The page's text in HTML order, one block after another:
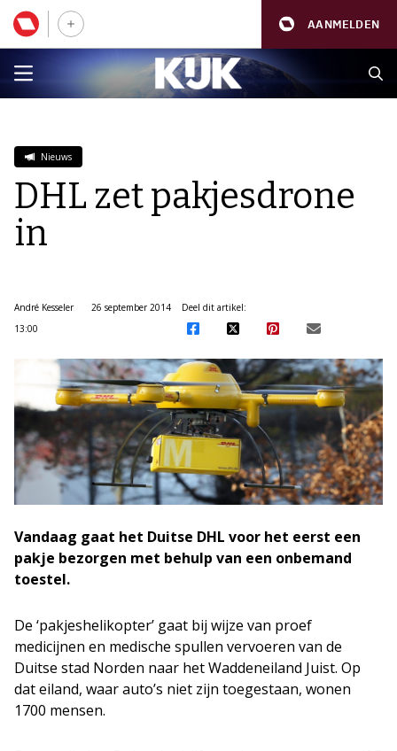
AANMELDEN
Nieuws
DHL zet pakjesdrone
in
André Kesseler
26 september 2014
13:00
Deel dit artikel:
Vandaag gaat het Duitse DHL voor het eerst een
pakje bezorgen met behulp van een onbemand
toestel.
De ‘pakjeshelikopter’ gaat bij wijze van proef
medicijnen en medische spullen vervoeren van de
Duitse stad Norden naar het Waddeneiland Juist. Op
dat eiland, waar auto’s niet zijn toegestaan, wonen
1700 mensen.